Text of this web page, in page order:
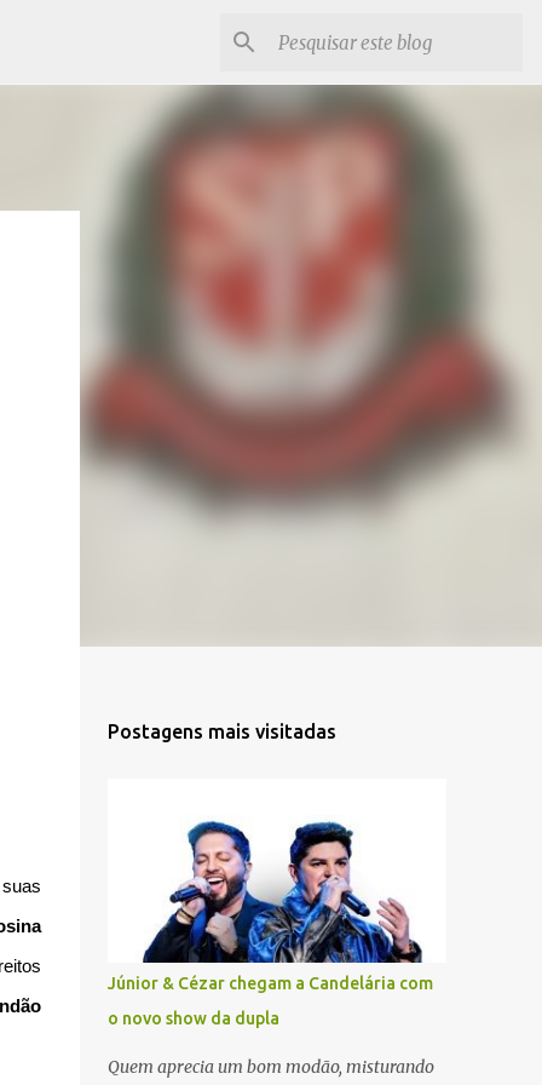
Postagens mais visitadas
Júnior & Cézar chegam a Candelária com
o novo show da dupla
Quem aprecia um bom modão, misturando